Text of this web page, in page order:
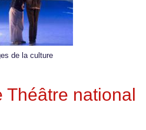
de la culture
Théâtre national